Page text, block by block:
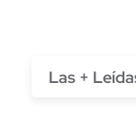
Las +